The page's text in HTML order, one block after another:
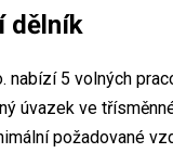
dělník
nabízí 5 volných
úvazek ve
požadované